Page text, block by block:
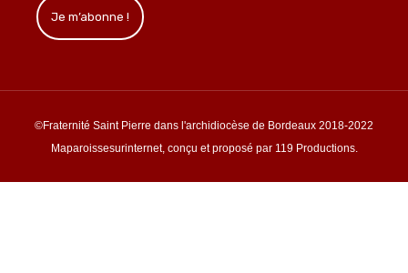
©Fraternité Saint Pierre dans l'archidiocèse de Bordeaux 2018-2022
Maparoissesurinternet, conçu et proposé par 119 Productions.